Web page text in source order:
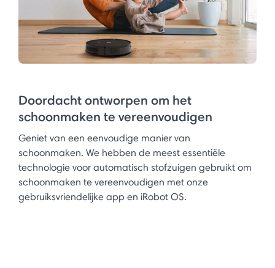
Doordacht ontworpen om het
schoonmaken te vereenvoudigen
Geniet van een eenvoudige manier van
schoonmaken. We hebben de meest essentiële
technologie voor automatisch stofzuigen gebruikt om
schoonmaken te vereenvoudigen met onze
gebruiksvriendelijke app en iRobot OS.